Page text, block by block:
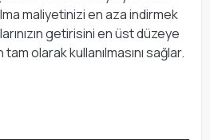
maliyetinizi en aza indirmek
getirisini en üst düzeye
olarak kullanılmasını sağlar.